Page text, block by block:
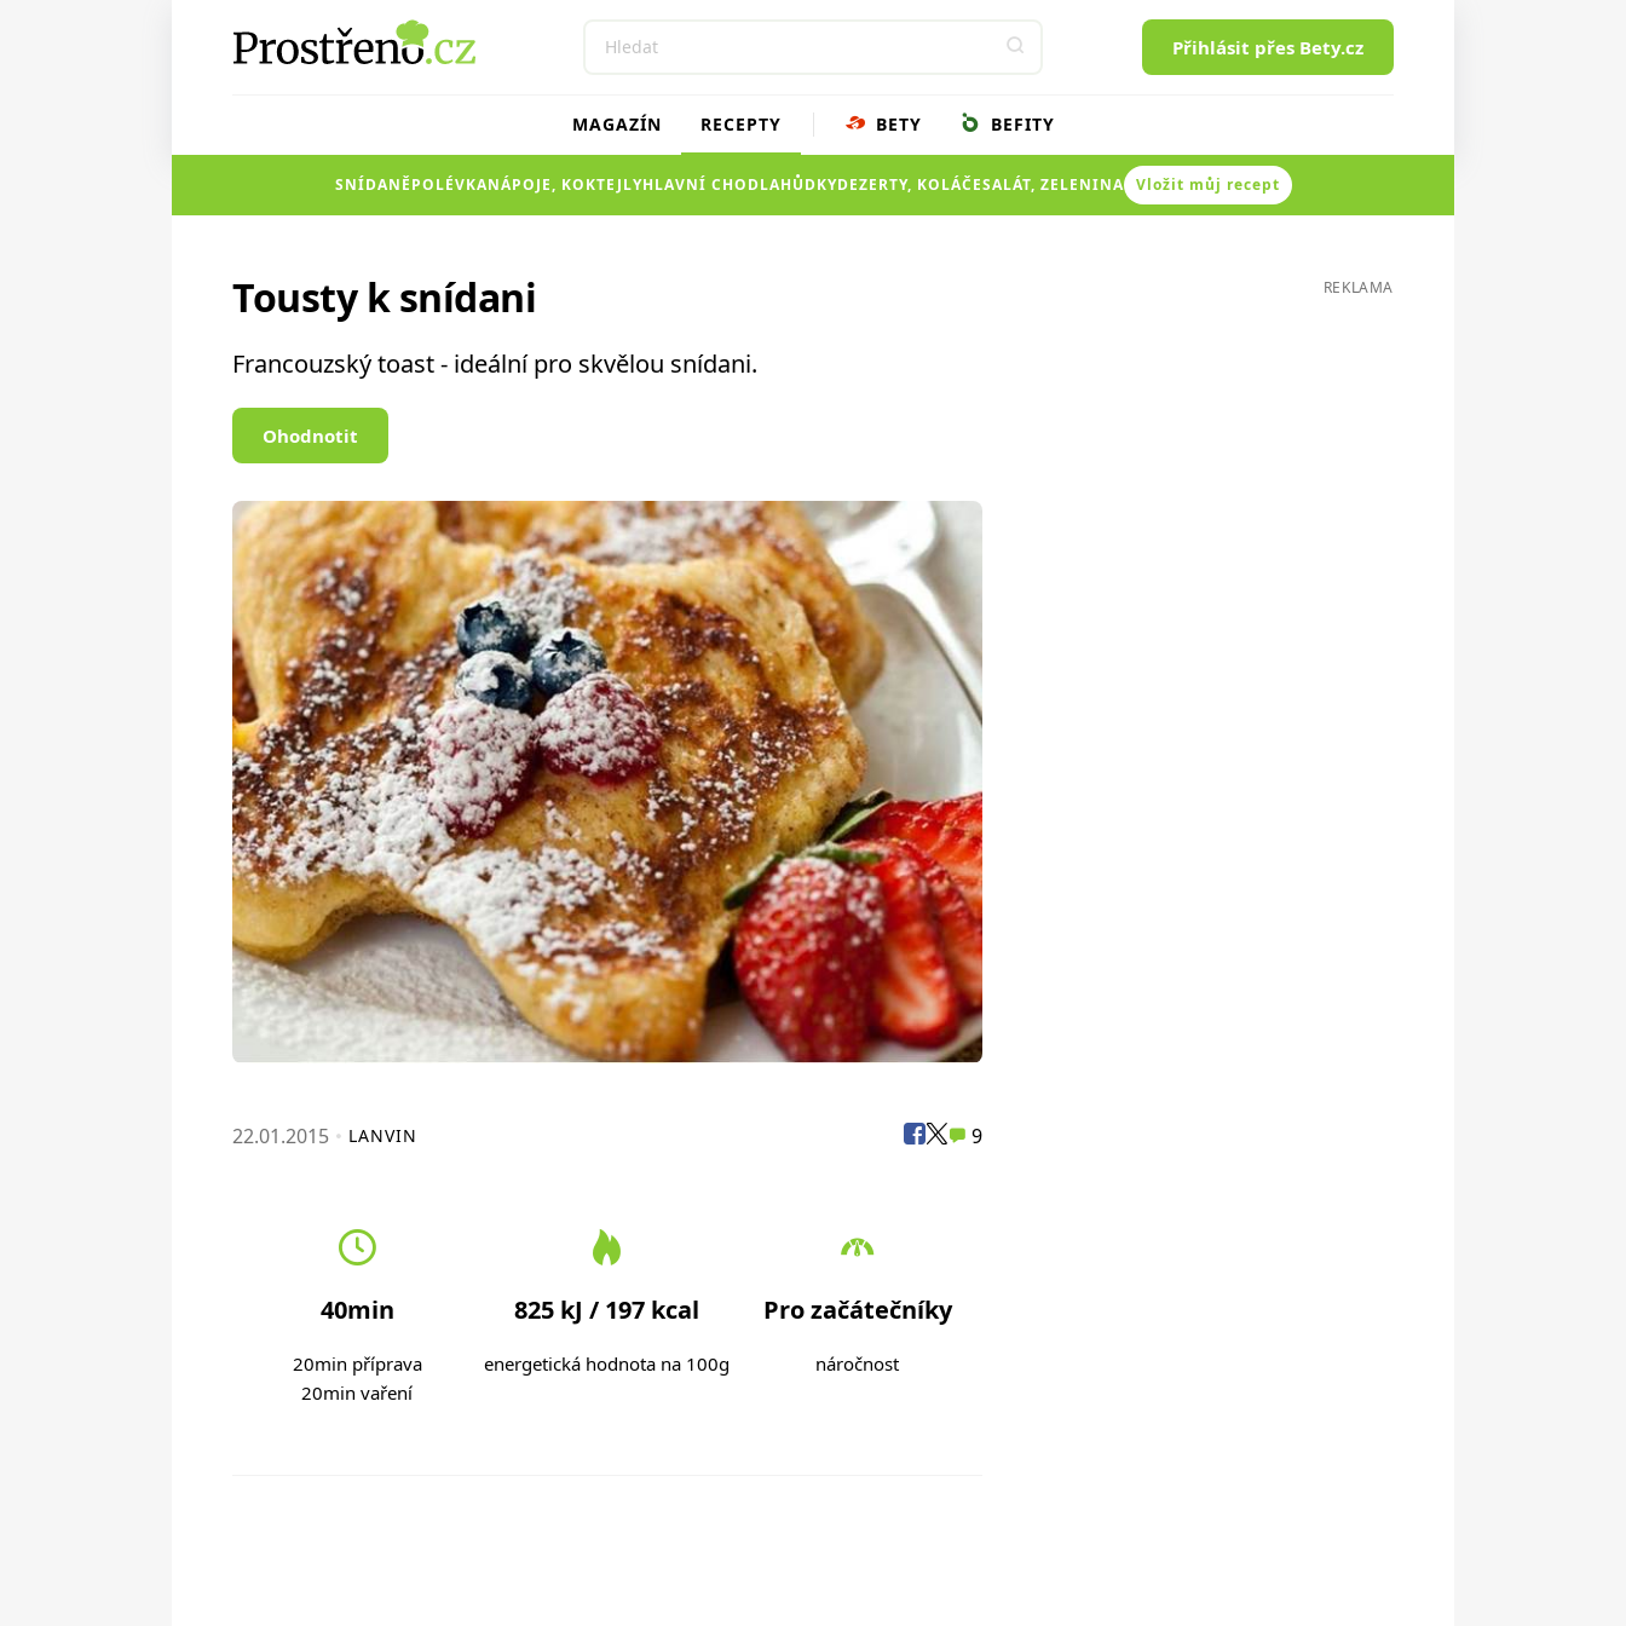
Přihlásit přes Bety.cz
MAGAZÍN RECEPTY BETY BEFITY
SNÍDANĚPOLÉVKANÁPOJE, KOKTEJLYHLAVNÍ CHODLAHŮDKYDEZERTY, KOLÁČESALÁT, ZELENINA Vložit můj recept
Tousty k snídani
Francouzský toast - ideální pro skvělou snídani.
Ohodnotit
22.01.2015 LANVIN 9
40min
20min příprava
20min vaření
825 kJ / 197 kcal
energetická hodnota na 100g
Pro začátečníky
náročnost
REKLAMA